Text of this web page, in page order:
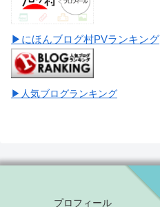
▶にほんブログ村PVランキング
▶人気ブログランキング
プロフィール